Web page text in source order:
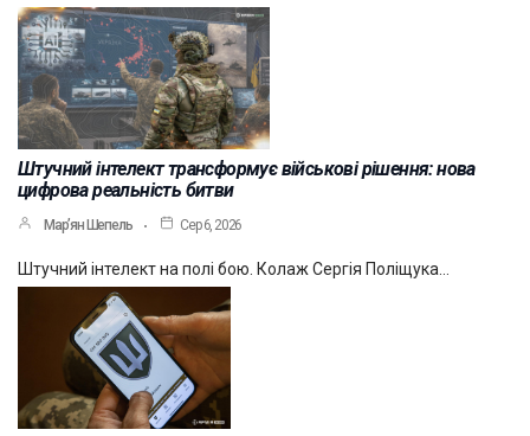
Штучний інтелект трансформує військові рішення: нова
цифрова реальність битви
Мар’ян Шепель Сер 6, 2026
Штучний інтелект на полі бою. Колаж Сергія Поліщука…